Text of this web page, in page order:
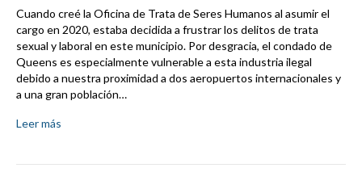
Cuando creé la Oficina de Trata de Seres Humanos al asumir el
cargo en 2020, estaba decidida a frustrar los delitos de trata
sexual y laboral en este municipio. Por desgracia, el condado de
Queens es especialmente vulnerable a esta industria ilegal
debido a nuestra proximidad a dos aeropuertos internacionales y
a una gran población…
Leer más